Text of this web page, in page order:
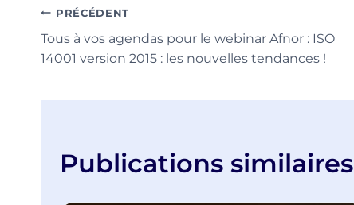
publication :
Navigation
de
l’article
PRÉCÉDENT
Tous à vos agendas pour le webinar Afnor : ISO
14001 version 2015 : les nouvelles tendances !
Publications similaires